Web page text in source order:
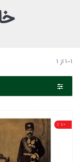
1-1از 1
10 %